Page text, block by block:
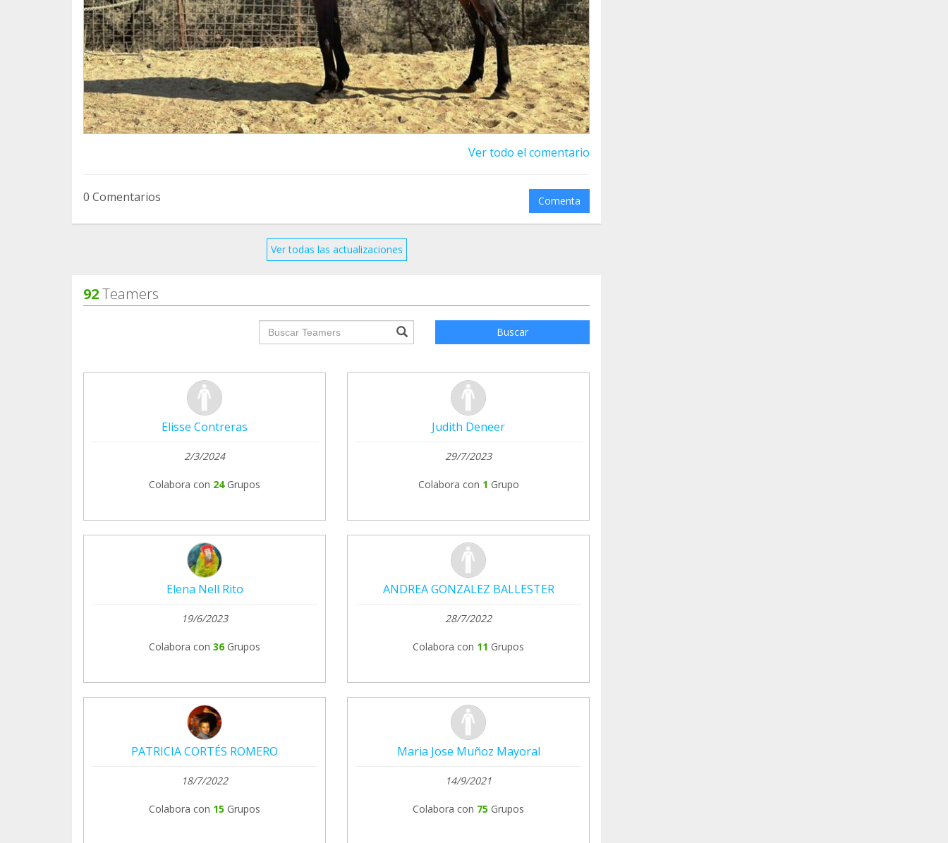
Ver todo el comentario
0 Comentarios Comenta
Ver todas las actualizaciones
92Teamers
groupProfile.searchForm.search.text??? Buscar
Elisse Contreras
2/3/2024
Colabora con 24 Grupos
Judith Deneer
29/7/2023
Colabora con 1 Grupo
Elena Nell Rito
19/6/2023
Colabora con 36 Grupos
ANDREA GONZALEZ BALLESTER
28/7/2022
Colabora con 11 Grupos
PATRICIA CORTÉS ROMERO
18/7/2022
Colabora con 15 Grupos
Maria Jose Muñoz Mayoral
14/9/2021
Colabora con 75 Grupos